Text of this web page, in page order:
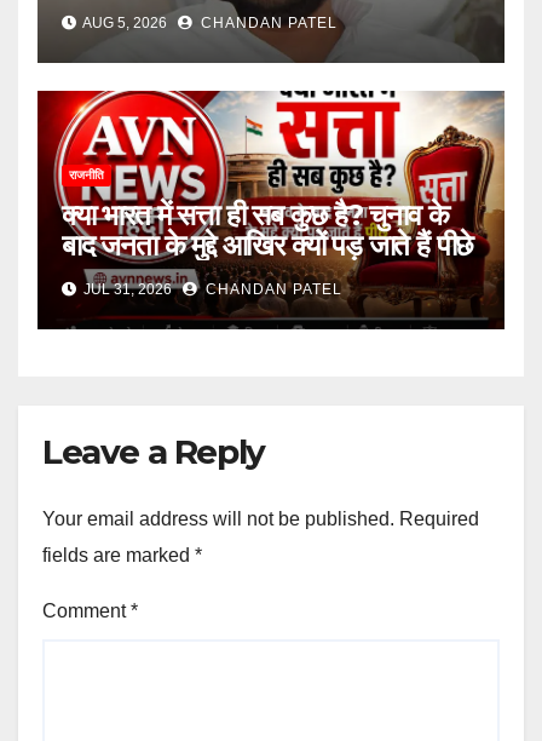
की राजनीति पर उठने लगे सवाल
AUG 5, 2026 CHANDAN PATEL
राजनीति
क्या भारत में सत्ता ही सब कुछ है? चुनाव के
बाद जनता के मुद्दे आखिर क्यों पड़ जाते हैं पीछे
JUL 31, 2026 CHANDAN PATEL
Leave a Reply
Your email address will not be published. Required
fields are marked *
Comment*